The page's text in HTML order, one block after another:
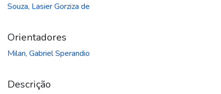
Souza, Lasier Gorziza de
Orientadores
Milan, Gabriel Sperandio
Descrição